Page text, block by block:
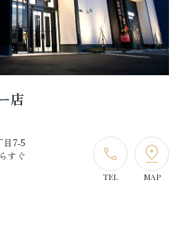
店
目7-5
すぐ
TEL MAP